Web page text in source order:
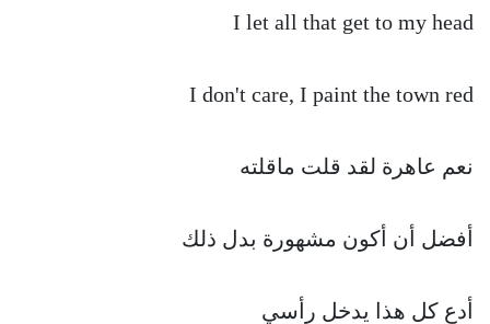
I let all that get to my head
I don't care, I paint the town red
نعم عاهرة لقد قلت ماقلته
أفضل أن أكون مشهورة بدل ذلك
أدع كل هذا يدخل رأسي